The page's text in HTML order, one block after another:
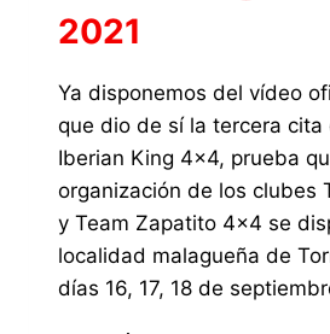
2021
Ya disponemos del vídeo
que dio de sí la tercera cita
Iberian King 4×4, prueba
organización de los clubes
y Team Zapatito 4×4 se
localidad malagueña de
días 16, 17, 18 de